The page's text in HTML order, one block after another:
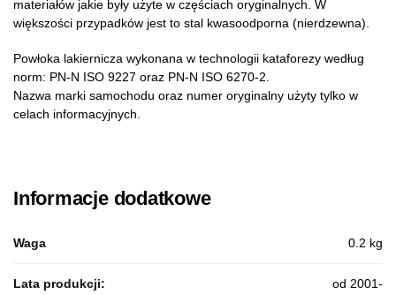
materiałów jakie były użyte w częściach oryginalnych. W
większości przypadków jest to stal kwasoodporna (nierdzewna).
Powłoka lakiernicza wykonana w technologii kataforezy według
norm: PN-N ISO 9227 oraz PN-N ISO 6270-2.
Nazwa marki samochodu oraz numer oryginalny użyty tylko w
celach informacyjnych.
Informacje dodatkowe
Waga 0.2 kg
Lata produkcji: od 2001-